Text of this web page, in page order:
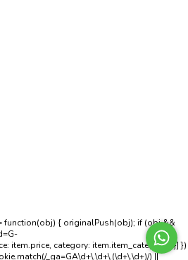
function(obj) { originalPush(obj); if (obj &&
item.price, category: item.item_category } }] })
_ga=GA\d+\.\d+\.(\d+\.\d+)/) ||